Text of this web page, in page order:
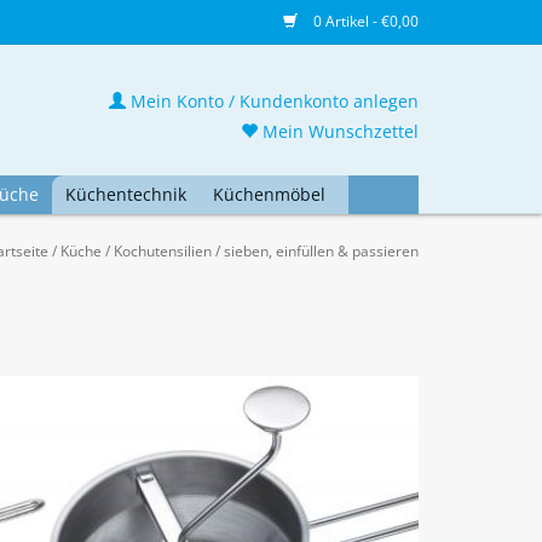
0 Artikel - €0,00
Küchentechnik Küchenmöbel
Mein Konto / Kundenkonto anlegen
Mein Wunschzettel
/ Küche / Kochutensilien/sieben, einfüllen & passieren